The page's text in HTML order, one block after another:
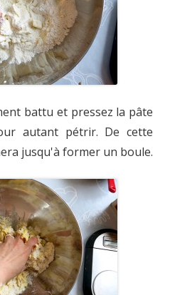
battu et pressez la pâte
autant pétrir. De cette
jusqu'à former un boule.